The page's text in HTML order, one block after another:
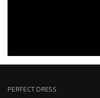
PERFECT DRESS